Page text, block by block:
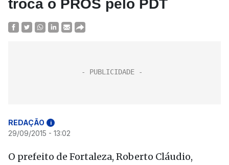
troca o PROS pelo PDT
REDAÇÃO i
29/09/2015 - 13:02
O prefeito de Fortaleza, Roberto Cláudio,